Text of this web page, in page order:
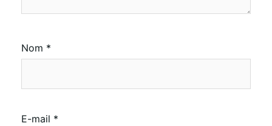
Nom *
E-mail *